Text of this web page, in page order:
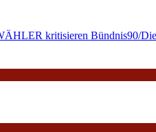
kritisieren Bündnis90/